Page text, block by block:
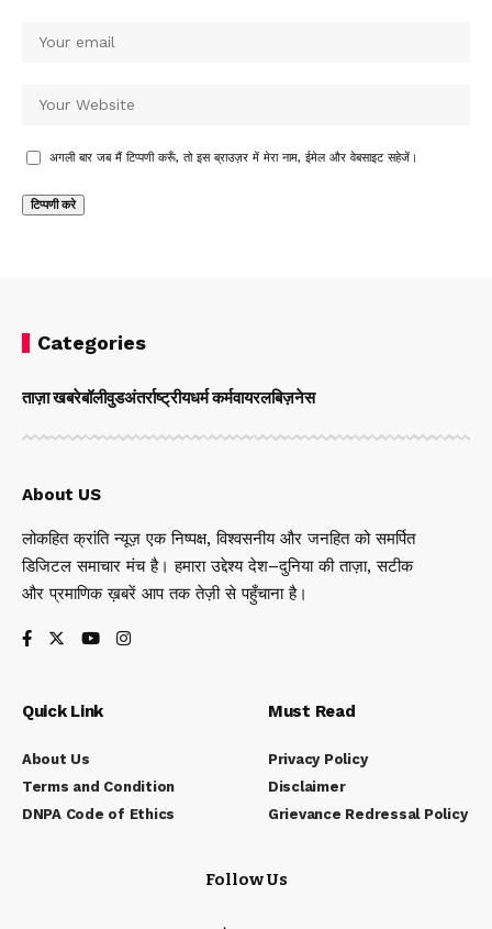
अगली बार जब मैं टिप्पणी करूँ, तो इस ब्राउज़र में मेरा नाम, ईमेल और वेबसाइट सहेजें।
Categories
ताज़ा खबरेबॉलीवुडअंतर्राष्ट्रीयधर्म कर्मवायरलबिज़नेस
About US
लोकहित क्रांति न्यूज़ एक निष्पक्ष, विश्वसनीय और जनहित को समर्पित
डिजिटल समाचार मंच है। हमारा उद्देश्य देश–दुनिया की ताज़ा, सटीक
और प्रमाणिक ख़बरें आप तक तेज़ी से पहुँचाना है।
Quick Link
About Us
Terms and Condition
DNPA Code of Ethics
Must Read
Privacy Policy
Disclaimer
Grievance Redressal Policy
Follow Us